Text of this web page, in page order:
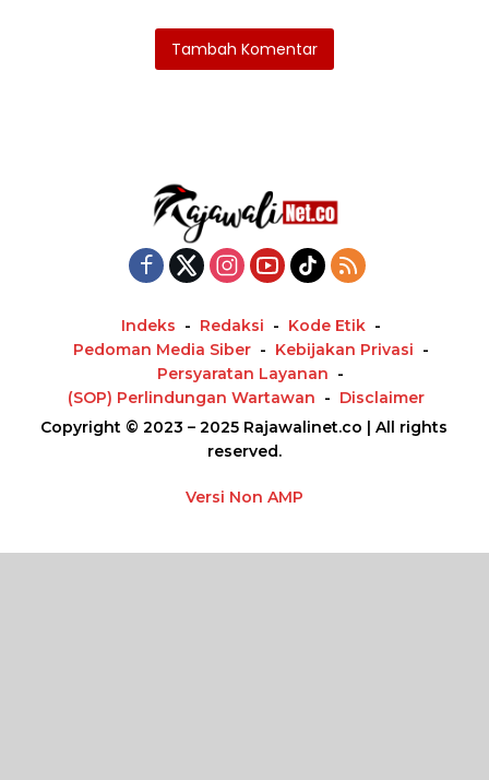
Tambah Komentar
Indeks Redaksi
Kode Etik
Pedoman Media Siber
Kebijakan Privasi
Persyaratan Layanan
(SOP) Perlindungan Wartawan
Disclaimer
Copyright © 2023 – 2025 Rajawalinet.co | All rights
reserved.
Versi Non AMP